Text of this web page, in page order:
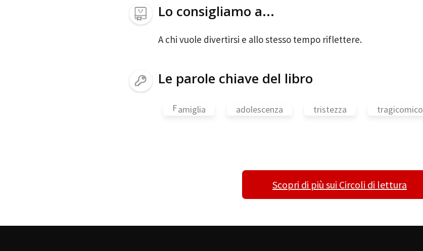
Lo consigliamo a...
A chi vuole divertirsi e allo stesso tempo riflettere.
Le parole chiave del libro
Famiglia adolescenza tristezza tragicomico
Scopri di più sui Circoli di lettura